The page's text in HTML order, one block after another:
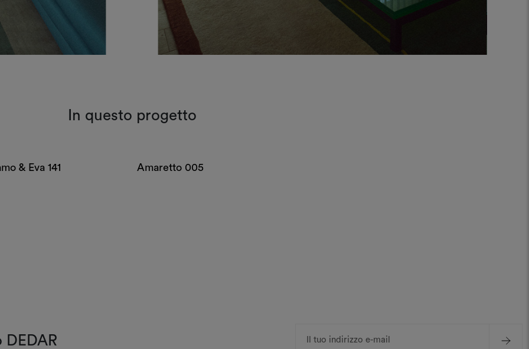
In questo progetto
& Eva 141 Amaretto 005